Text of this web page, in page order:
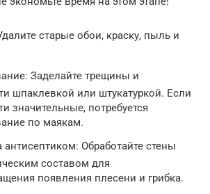
старые обои, краску, пыль и
Заделайте трещины и
шпаклевкой или штукатуркой. Если
значительные, потребуется
по маякам.
антисептиком: Обработайте стены
составом для
появления плесени и грибка.